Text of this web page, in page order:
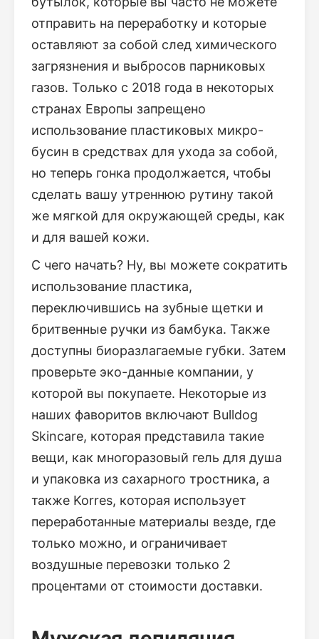
отправить на переработку и которые
оставляют за собой след химического
загрязнения и выбросов парниковых
газов. Только с 2018 года в некоторых
странах Европы запрещено
использование пластиковых микро-
бусин в средствах для ухода за собой,
но теперь гонка продолжается, чтобы
сделать вашу утреннюю рутину такой
же мягкой для окружающей среды, как
и для вашей кожи.
С чего начать? Ну, вы можете сократить
использование пластика,
переключившись на зубные щетки и
бритвенные ручки из бамбука. Также
доступны биоразлагаемые губки. Затем
проверьте эко-данные компании, у
которой вы покупаете. Некоторые из
наших фаворитов включают Bulldog
Skincare, которая представила такие
вещи, как многоразовый гель для душа
и упаковка из сахарного тростника, а
также Korres, которая использует
переработанные материалы везде, где
только можно, и ограничивает
воздушные перевозки только 2
процентами от стоимости доставки.